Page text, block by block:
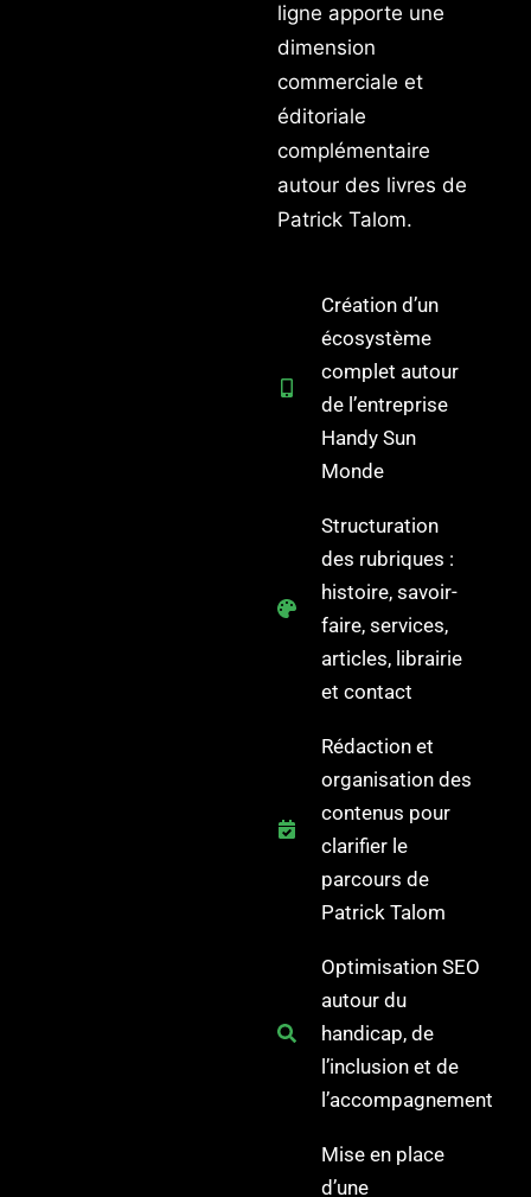
ligne apporte une
dimension
commerciale et
éditoriale
complémentaire
autour des livres de
Patrick Talom.
Création d’un
écosystème
complet autour
de l’entreprise
Handy Sun
Monde
Structuration
des rubriques :
histoire, savoir-
faire, services,
articles, librairie
et contact
Rédaction et
organisation des
contenus pour
clarifier le
parcours de
Patrick Talom
Optimisation SEO
autour du
handicap, de
l’inclusion et de
l’accompagnement
Mise en place
d’une